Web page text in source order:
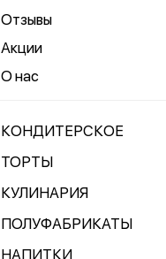
Отзывы
Акции
О нас
КОНДИТЕРСКОЕ
ТОРТЫ
КУЛИНАРИЯ
ПОЛУФАБРИКАТЫ
НАПИТКИ